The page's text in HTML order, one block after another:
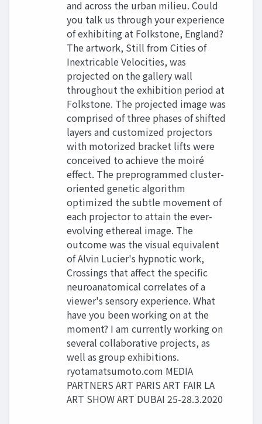
and across the urban milieu. Could
you talk us through your experience
of exhibiting at Folkstone, England?
The artwork, Still from Cities of
Inextricable Velocities, was
projected on the gallery wall
throughout the exhibition period at
Folkstone. The projected image was
comprised of three phases of shifted
layers and customized projectors
with motorized bracket lifts were
conceived to achieve the moiré
effect. The preprogrammed cluster-
oriented genetic algorithm
optimized the subtle movement of
each projector to attain the ever-
evolving ethereal image. The
outcome was the visual equivalent
of Alvin Lucier's hypnotic work,
Crossings that affect the specific
neuroanatomical correlates of a
viewer's sensory experience. What
have you been working on at the
moment? I am currently working on
several collaborative projects, as
well as group exhibitions.
ryotamatsumoto.com MEDIA
PARTNERS ART PARIS ART FAIR LA
ART SHOW ART DUBAI 25-28.3.2020